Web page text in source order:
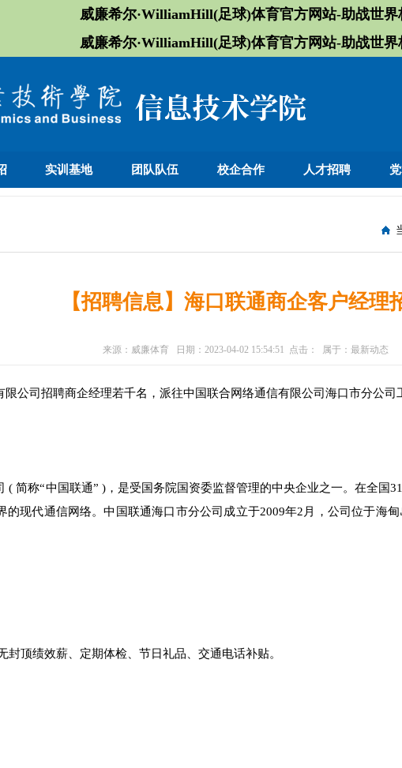
威廉希尔·WilliamHill(足球)体育官方网站-助战世界
威廉希尔·WilliamHill(足球)体育官方网站-助战世界
实训基地 团队队伍 校企合作 人才招聘
【招聘信息】海口联通商企客户经理
来源： 威廉体育 日期： 2023-04-02 15:54:51 点击： 属于： 最新动态
公司招聘商企经理若千名，派往中国联合网络通信有限公司海口市分公司
( 简称“中国联通” )，是受国务院国资委监督管理的中央企业之一。在全国
的现代通信网络。中国联通海口市分公司成立于2009年2月，公司位于海
封顶绩效薪、定期体检、节日礼品、交通电话补贴。